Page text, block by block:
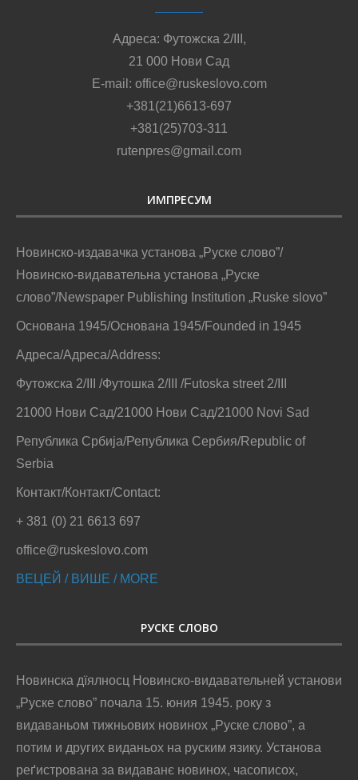
Адреса: Футожска 2/III,
21 000 Нови Сад
E-mail: office@ruskeslovo.com
+381(21)6613-697
+381(25)703-311
rutenpres@gmail.com
ИМПРЕСУМ
Новинско-издавачка установа „Руске слово”/
Новинско-видавательна установа „Руске
слово”/Newspaper Publishing Institution „Ruske slovo”
Основана 1945/Основана 1945/Founded in 1945
Адреса/Адреса/Address:
Футожска 2/III /Футошка 2/III /Futoska street 2/III
21000 Нови Сад/21000 Нови Сад/21000 Novi Sad
Република Србија/Република Сербия/Republic of
Serbia
Контакт/Контакт/Contact:
+ 381 (0) 21 6613 697
office@ruskeslovo.com
ВЕЦЕЙ / ВИШЕ / MORE
РУСКЕ СЛОВО
Новинска дїялносц Новинско-видавательней установи
„Руске слово” почала 15. юния 1945. року з
видаваньом тижньових новинох „Руске слово”, а
потим и других виданьох на руским язику. Установа
реґистрована за видаванє новинох, часописох,